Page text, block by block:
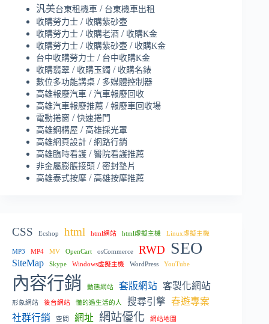
汎美台東租機車 / 台東機車出租
收購勞力士 / 收購紫砂壺
收購勞力士 / 收購老酒 / 收購K金
收購勞力士 / 收購紫砂壺 / 收購K金
台中收購勞力士 / 台中收購K金
收購翡翠 / 收購玉鐲 / 收購名錶
數位多功能講桌 / 多媒體控制器
高雄報廢汽車 / 汽車報廢回收
高雄汽車報廢推薦 / 報廢車回收場
電動捲窗 / 快速捲門
高雄鋼構屋 / 高雄採光罩
高雄網頁設計 / 網路行銷
高雄臨時看護 / 醫院看護推薦
非金屬膨脹接頭 / 密封墊片
高雄泰式按摩 / 高雄按摩推薦
CSS Ecshop html html網站 html虛擬主機 Linux虛擬主機
MP3 MP4 MV OpenCart osCommerce RWD SEO
SiteMap Skype Windows虛擬主機 WordPress YouTube
內容行銷 動態網站 套版網站 客製化網站
形象網站 後台網站 懂的過生活的人 搜尋引擎 春遊專案
社群行銷
空間 網址 網站優化 網站地圖